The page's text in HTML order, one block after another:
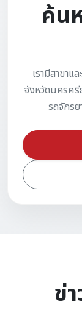
ค้น
เรามีสาขา
จังหวัดนครศรี
รถจักร
ข่